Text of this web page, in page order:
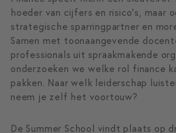
hoeder van cijfers en risico’s, maar
strategische sparringpartner en
Samen met toonaangevende
professionals uit spraakmakende
onderzoeken we welke rol finance
pakken. Naar welk leiderschap
neem je zelf het voortouw?
De Summer School vindt plaats op